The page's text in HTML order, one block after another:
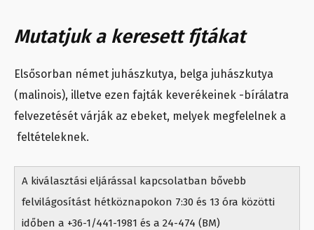
Mutatjuk a keresett fjtákat
Elsősorban német juhászkutya, belga juhászkutya
(malinois), illetve ezen fajták keverékeinek -bírálatra
felvezetését várják az ebeket, melyek megfelelnek a
feltételeknek.
A kiválasztási eljárással kapcsolatban bővebb
felvilágosítást hétköznapokon 7:30 és 13 óra közötti
időben a +36-1/441-1981 és a 24-474 (BM)